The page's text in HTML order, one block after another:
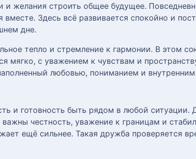
и желания строить общее будущее.
Здесь всё развивается спокойно и
дне.
тепло и стремление к гармонии. В этом
мягко, с уважением к чувствам и
любовью, пониманием и
и готовность быть рядом в любой ситуации.
честность, уважение к границам и
ещё сильнее. Такая дружба проверяется